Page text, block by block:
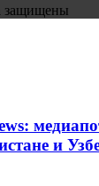
защищены
и